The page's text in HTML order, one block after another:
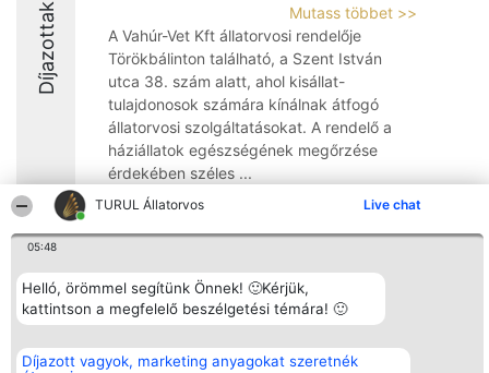
TURUL Állatorvos Live chat
05:48
Helló, örömmel segítünk Önnek! 🙂Kérjük,
kattintson a megfelelő beszélgetési témára! 🙂
Díjazott vagyok, marketing anyagokat szeretnék
Díjazottak
Mutass többet >>
A Vahúr-Vet Kft állatorvosi rendelője
Törökbálinton található, a Szent István
utca 38. szám alatt, ahol kisállat-
tulajdonosok számára kínálnak átfogó
állatorvosi szolgáltatásokat. A rendelő a
háziállatok egészségének megőrzése
érdekében széles ...
9.8
Rangsorszervező
SC Beautiful Company S.R.L.
Bulevardul Aleea Timișul De
4, Ap. 13
Népszavazás
Nyertesek
Az összes
listája
Elérhetőség